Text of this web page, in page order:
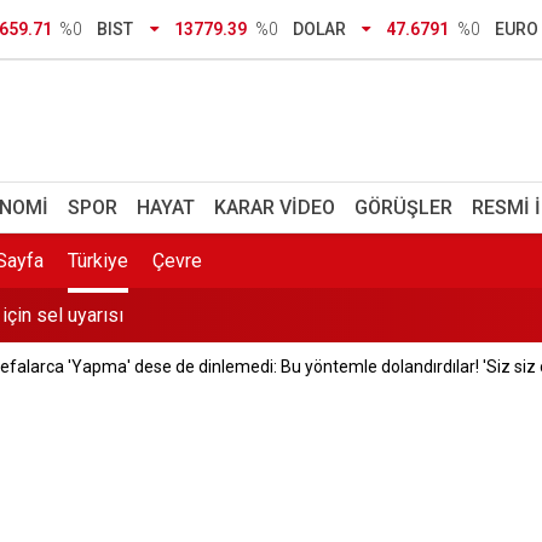
%0 BIST 13779.39 %0 DOLAR 47.6791 %0 EURO
SPOR HAYAT KARAR VIDEO GÖRÜŞLER RESMI
Türkiye Çevre
kararı belli oldu: Genel Kurul'da 'evet' diyecek
sel uyarısı
ne anlama geliyor? Açıktan memur alımı olacak mı, Hangi
geldi: Öğrenci affı resmen yürürlükte! İşte üniversiteye
'Yapma' dese de dinlemedi: Bu yöntemle dolandırdılar! 'Siz